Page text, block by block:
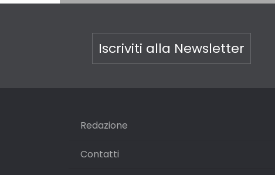
Iscriviti alla Newsletter
Redazione
Contatti